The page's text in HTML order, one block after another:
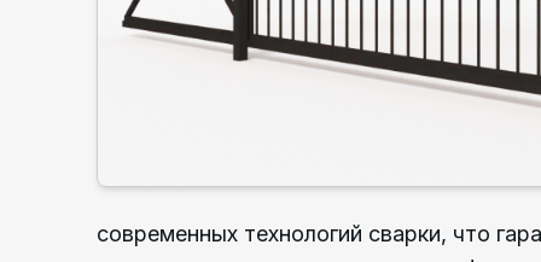
современных технологий сварки, что